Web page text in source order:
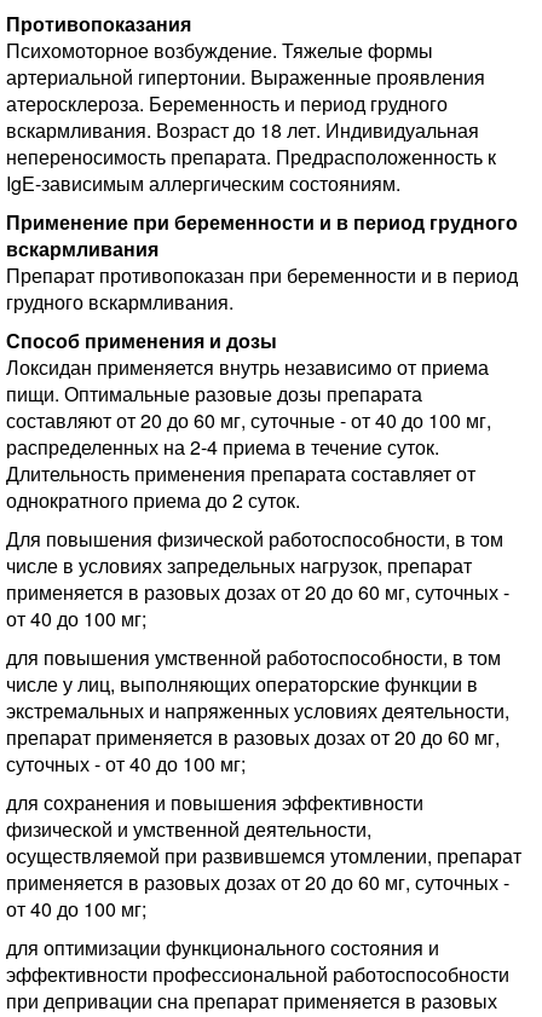
Противопоказания
Психомоторное возбуждение. Тяжелые формы
артериальной гипертонии. Выраженные проявления
атеросклероза. Беременность и период грудного
вскармливания. Возраст до 18 лет. Индивидуальная
непереносимость препарата. Предрасположенность к
IgЕ-зависимым аллергическим состояниям.
Применение при беременности и в период грудного
вскармливания
Препарат противопоказан при беременности и в период
грудного вскармливания.
Способ применения и дозы
Локсидан применяется внутрь независимо от приема
пищи. Оптимальные разовые дозы препарата
составляют от 20 до 60 мг, суточные - от 40 до 100 мг,
распределенных на 2-4 приема в течение суток.
Длительность применения препарата составляет от
однократного приема до 2 суток.
Для повышения физической работоспособности, в том
числе в условиях запредельных нагрузок, препарат
применяется в разовых дозах от 20 до 60 мг, суточных -
от 40 до 100 мг;
для повышения умственной работоспособности, в том
числе у лиц, выполняющих операторские функции в
экстремальных и напряженных условиях деятельности,
препарат применяется в разовых дозах от 20 до 60 мг,
суточных - от 40 до 100 мг;
для сохранения и повышения эффективности
физической и умственной деятельности,
осуществляемой при развившемся утомлении, препарат
применяется в разовых дозах от 20 до 60 мг, суточных -
от 40 до 100 мг;
для оптимизации функционального состояния и
эффективности профессиональной работоспособности
при депривации сна препарат применяется в разовых